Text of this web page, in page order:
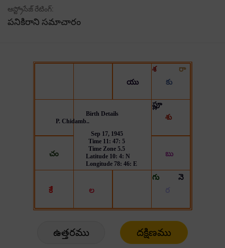
ఆస్ట్రోసేజ్ రేటింగ్:
పనికిరాని సమాచారం
ఉత్తరము దక్షిణము